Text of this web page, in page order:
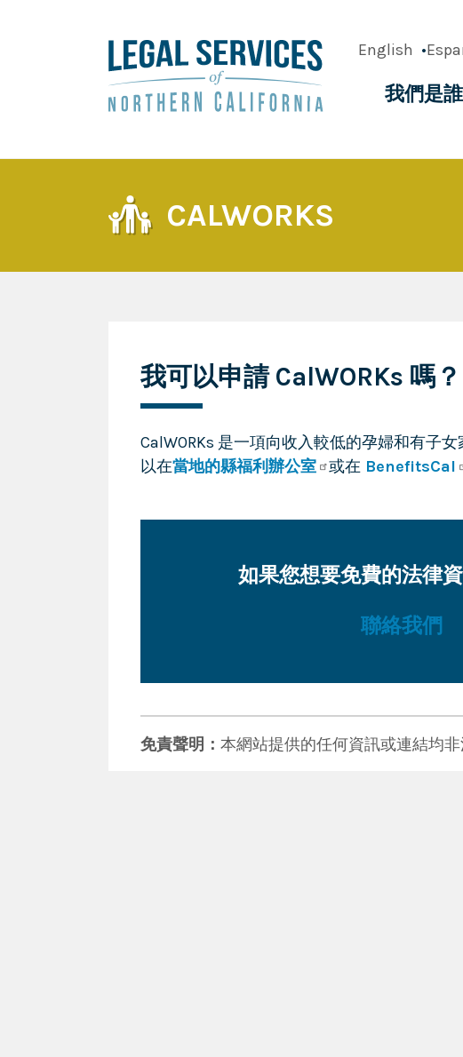
English
navigation
我們是誰
CALWORKS
我可以申請 CalWORKs 嗎？
CalWORKs 是一項向收入較低的孕婦和有子
以在當地的縣福利辦公室 或在 BenefitsCal
如果您想要免費的法律資
聯絡我們
免責聲明： 本網站提供的任何資訊或連結均非